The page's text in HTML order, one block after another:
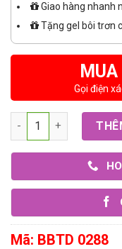
Giao hàng nhanh
Tặng gel bôi trơn
Gọi điện
Số lượng
Mã: BBTD 0288